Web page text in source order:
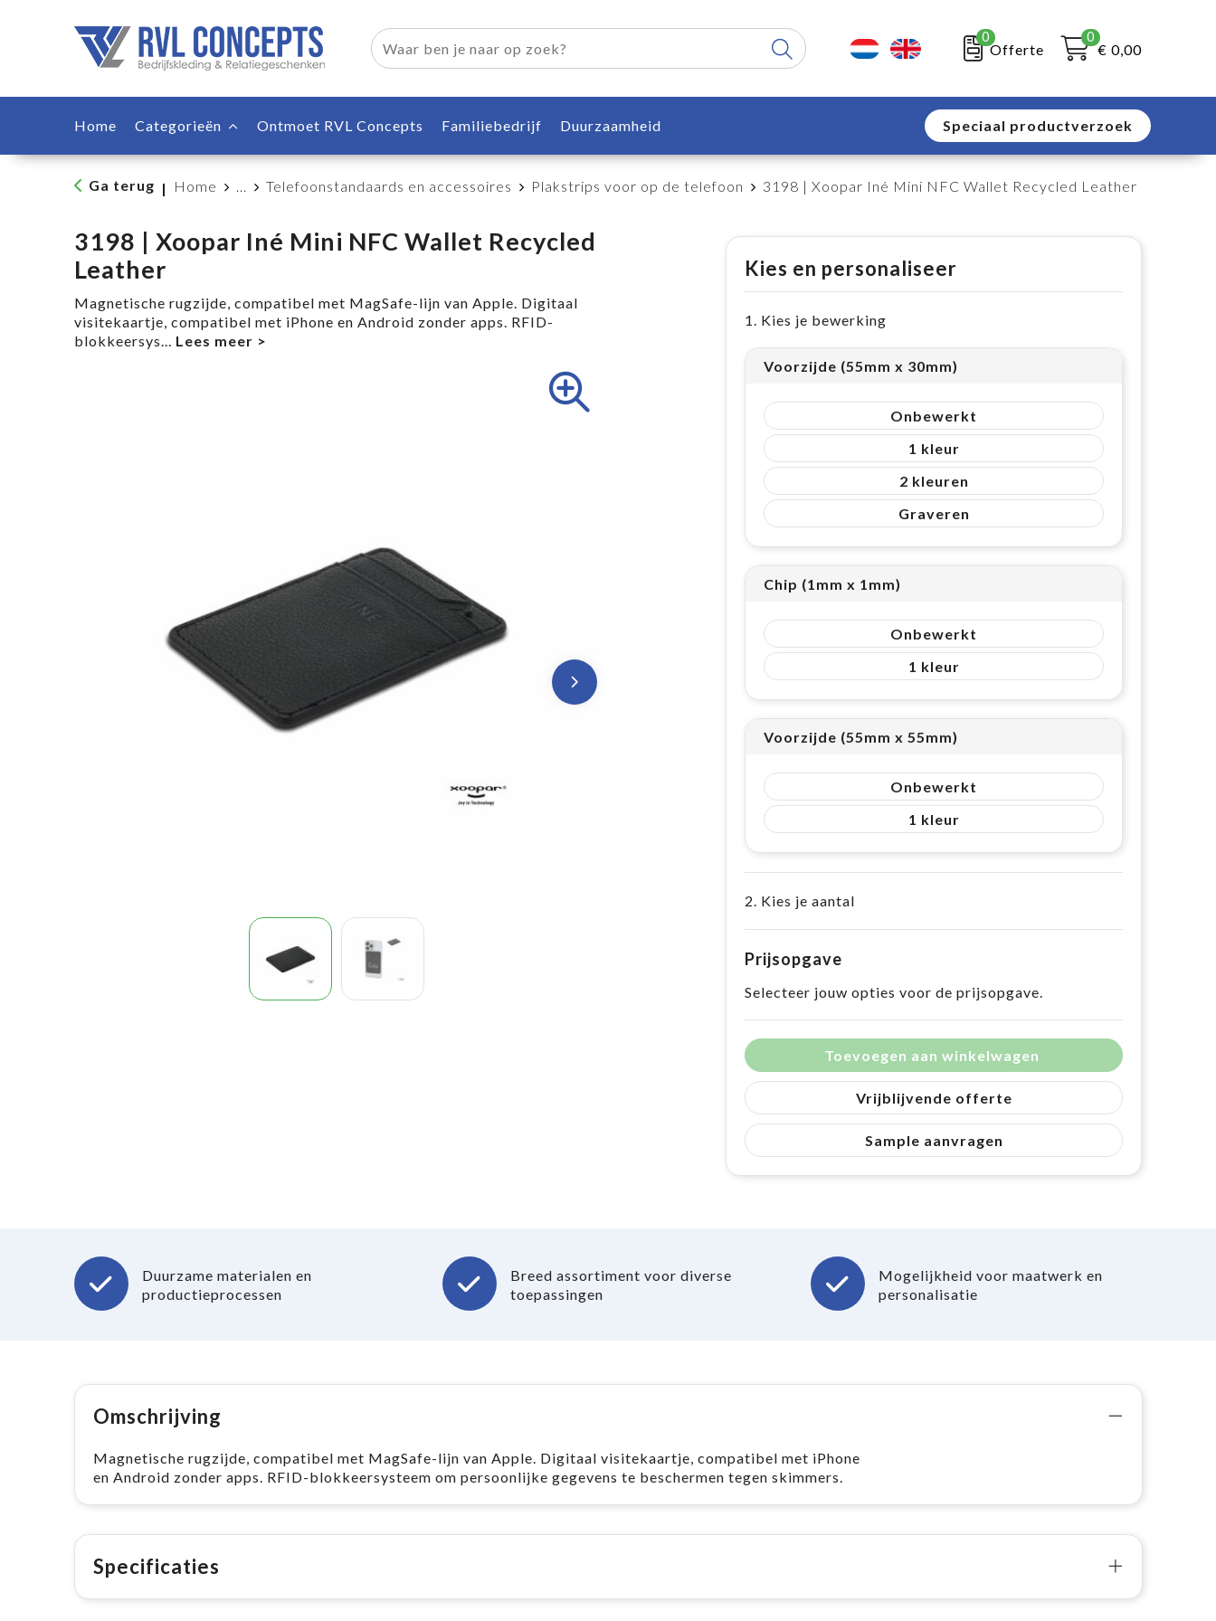
0
Offerte
0
€ 0,00
Home Categorieën Ontmoet RVL Concepts Familiebedrijf Duurzaamheid Speciaal productverzoek
Ga terug | Home ... Telefoonstandaards en accessoires Plakstrips voor op de telefoon 3198 | Xoopar Iné Mini NFC Wallet Recycled Leather
3198 | Xoopar Iné Mini NFC Wallet Recycled
Leather
Magnetische rugzijde, compatibel met MagSafe-lijn van Apple. Digitaal
visitekaartje, compatibel met iPhone en Android zonder apps. RFID-
blokkeersys...
Kies en personaliseer
1. Kies je bewerking
Voorzijde (55mm x 30mm)
Onbewerkt
1
2
Graveren
Chip (1mm x 1mm)
Onbewerkt
1
Voorzijde (55mm x 55mm)
Onbewerkt
1
2. Kies je aantal
Prijsopgave
Selecteer jouw opties voor de prijsopgave.
Toevoegen aan winkelwagen
Vrijblijvende offerte
Sample aanvragen
Duurzame materialen en
productieprocessen
Breed assortiment voor diverse
toepassingen
Mogelijkheid voor maatwerk en
personalisatie
Omschrijving
Magnetische rugzijde, compatibel met MagSafe-lijn van Apple. Digitaal visitekaartje, compatibel met iPhone
en Android zonder apps. RFID-blokkeersysteem om persoonlijke gegevens te beschermen tegen skimmers.
Specificaties